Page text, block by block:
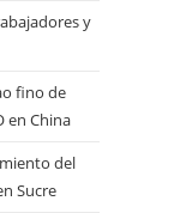
y
fino de
en China
del
Sucre